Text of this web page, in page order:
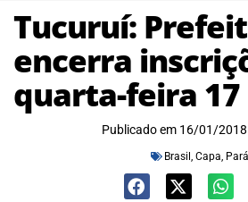
Tucuruí:
encerra
quarta-feira 17
Publicado em 16/01/2018
Brasil , Capa, Pará